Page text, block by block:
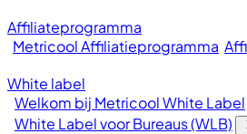
Affiliateprogramma
Metricool Affiliatieprogramma
White label
Welkom bij Metricool White Label
White Label voor Bureaus (WLB)